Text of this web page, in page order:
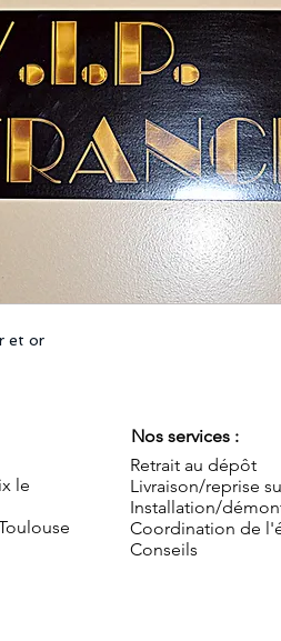
et or
le
Nos services :
Retrait au dépôt
Livraison/reprise
Installation/
Coordination de
Conseils